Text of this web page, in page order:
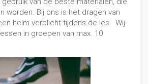
worden. Bij ons is het dragen van
helm verplicht tijdens de les. Wij
in groepen van max. 10